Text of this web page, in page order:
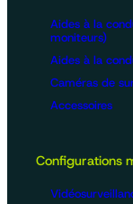
Aides à la
moniteurs)
Aides à la
Caméras de
Accessoires
Configurations